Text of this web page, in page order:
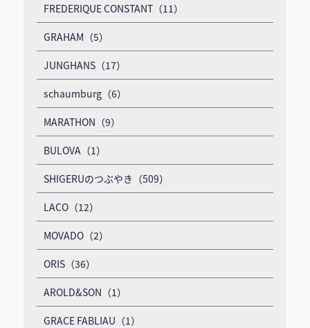
FREDERIQUE CONSTANT（11）
GRAHAM（5）
JUNGHANS（17）
schaumburg（6）
MARATHON（9）
BULOVA（1）
SHIGERUのつぶやき（509）
LACO（12）
MOVADO（2）
ORIS（36）
AROLD&SON（1）
GRACE FABLIAU（1）